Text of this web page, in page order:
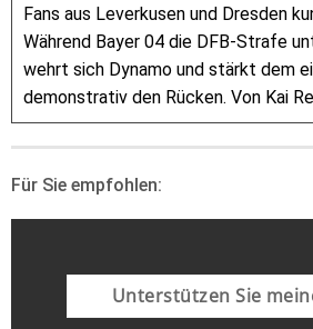
Fans aus Leverkusen und Dresden
Während Bayer 04 die DFB-Strafe
wehrt sich Dynamo und stärkt dem
demonstrativ den Rücken. Von Kai
Für Sie empfohlen:
Unterstützen Sie